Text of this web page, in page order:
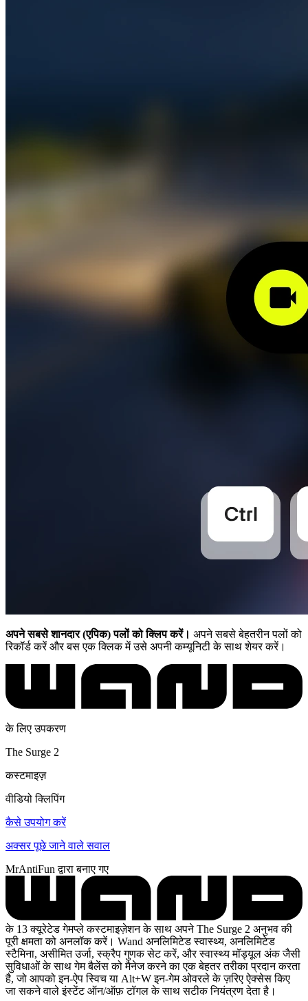
अपने सबसे शानदार (एपिक) पलों को क्लिप करें। अपने सबसे बेहतरीन पलों को
रिकॉर्ड करें और बस एक क्लिक में उसे अपनी कम्यूनिटी के साथ शेयर करें।
के लिए उपकरण
The Surge 2
कस्टमाइज़
वीडियो क्लिपिंग
कैसे उपयोग करें
अक्सर पूछे जाने वाले सवाल
MrAntiFun द्वारा बनाए गए
के 13 क्यूरेटेड गेमप्ले कस्टमाइज़ेशन के साथ अपने The Surge 2 अनुभव की
पूरी क्षमता को अनलॉक करें। Wand अनलिमिटेड स्वास्थ्य, अनलिमिटेड
स्टैमिना, असीमित उर्जा, स्क्रैप गुणक सेट करें, और स्वास्थ्य मॉड्यूल अंक जैसी
सुविधाओं के साथ गेम बैलेंस को मैनेज करने का एक बेहतर तरीका प्रदान करता
है, जो आपको इन-ऐप स्विच या Alt+W इन-गेम ओवरले के ज़रिए ऐक्सेस किए
जा सकने वाले इंस्टेंट ऑन/ऑफ़ टॉगल के साथ सटीक नियंत्रण देता है।